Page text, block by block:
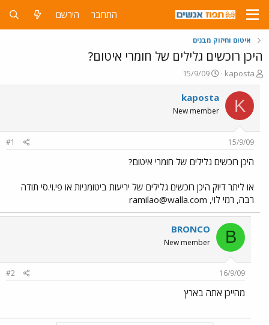
התחבר הירשם
איטום וחיזוק מבנים
היכן רוכשים גלילים של חומרי איטום?
פ
ו
ת
ח
ה
ו
ש
א
kaposta
פ
ו
ר
ס
ם
ר
15/9/09
K
kaposta
New member
15/9/09
#1
היכן רוכשים גלילים של חומרי איטום?
או ליתר דיוק היכן רוכשים גלילים של יריעות ביטומניות או פי.וי.סי תודה
רבה, רמי לוי, ramilao@walla.com
B
BRONCO
New member
16/9/09
#2
מהייכן אתה בארץ